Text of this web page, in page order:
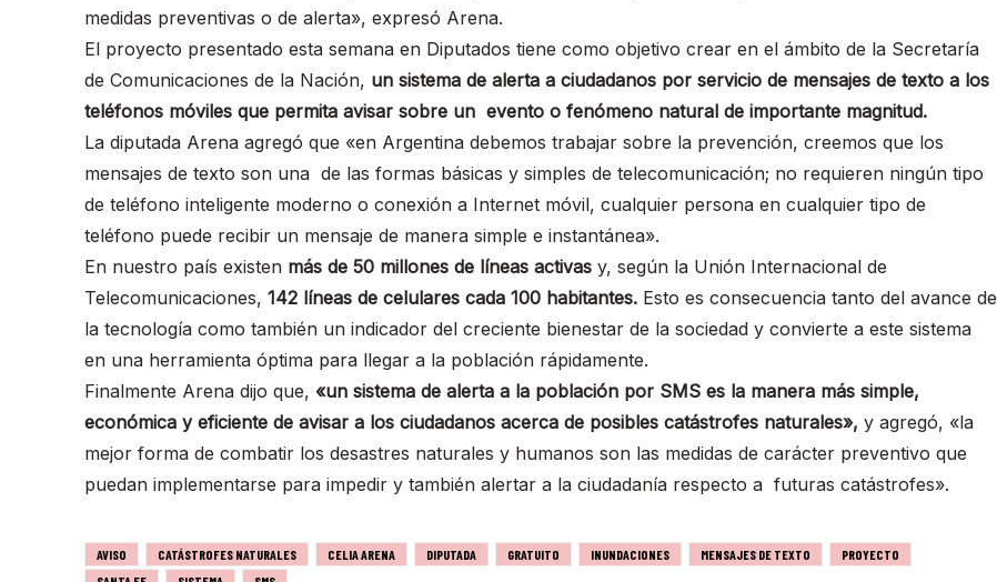
medidas preventivas o de alerta», expresó Arena.
El proyecto presentado esta semana en Diputados tiene como objetivo crear en el ámbito de la Secretaría
de Comunicaciones de la Nación, un sistema de alerta a ciudadanos por servicio de mensajes de texto a los
teléfonos móviles que permita avisar sobre un evento o fenómeno natural de importante magnitud.
La diputada Arena agregó que «en Argentina debemos trabajar sobre la prevención, creemos que los
mensajes de texto son una de las formas básicas y simples de telecomunicación; no requieren ningún tipo
de teléfono inteligente moderno o conexión a Internet móvil, cualquier persona en cualquier tipo de
teléfono puede recibir un mensaje de manera simple e instantánea».
En nuestro país existen más de 50 millones de líneas activas y, según la Unión Internacional de
Telecomunicaciones, 142 líneas de celulares cada 100 habitantes. Esto es consecuencia tanto del avance de
la tecnología como también un indicador del creciente bienestar de la sociedad y convierte a este sistema
en una herramienta óptima para llegar a la población rápidamente.
Finalmente Arena dijo que, «un sistema de alerta a la población por SMS es la manera más simple,
económica y eficiente de avisar a los ciudadanos acerca de posibles catástrofes naturales», y agregó, «la
mejor forma de combatir los desastres naturales y humanos son las medidas de carácter preventivo que
puedan implementarse para impedir y también alertar a la ciudadanía respecto a futuras catástrofes».
AVISO CATÁSTROFES NATURALES CELIA ARENA DIPUTADA GRATUITO INUNDACIONES MENSAJES DE TEXTO
PROYECTO